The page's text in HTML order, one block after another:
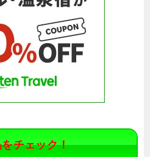
チェック！